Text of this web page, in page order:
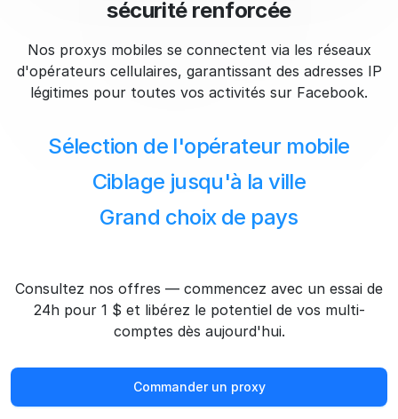
sécurité renforcée
Nos proxys mobiles se connectent via les réseaux
d'opérateurs cellulaires, garantissant des adresses IP
légitimes pour toutes vos activités sur Facebook.
Sélection de l'opérateur mobile
Ciblage jusqu'à la ville
Grand choix de pays
Consultez nos offres — commencez avec un essai de
24h pour 1 $ et libérez le potentiel de vos multi-
comptes dès aujourd'hui.
Commander un proxy